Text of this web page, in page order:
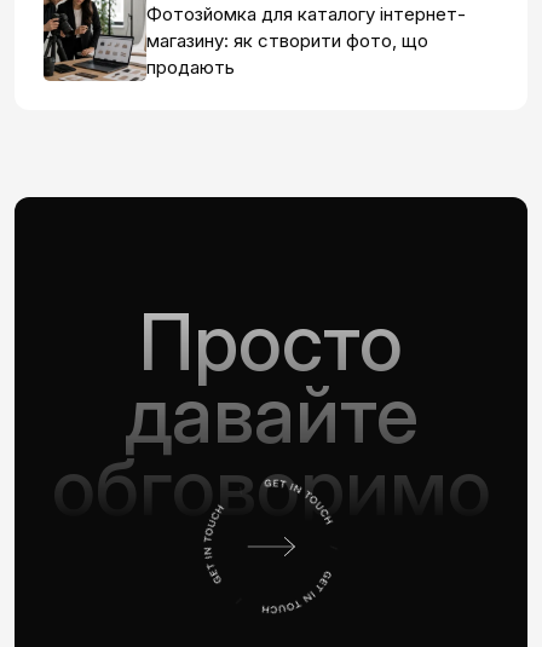
Фотозйомка для каталогу інтернет-
магазину: як створити фото, що
продають
Просто
давайте
обговоримо